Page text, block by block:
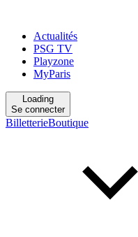
Actualités
PSG TV
Playzone
MyParis
Loading
Se connecter
BilletterieBoutique